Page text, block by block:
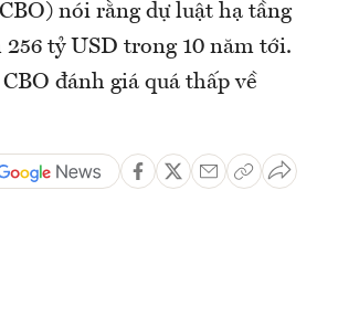
nói rằng dự luật hạ tầng
tỷ USD trong 10 năm tới.
đánh giá quá thấp về